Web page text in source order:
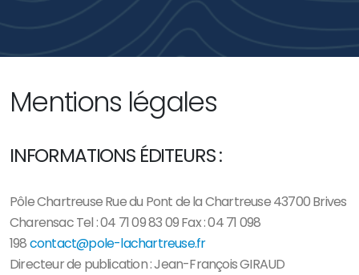
Mentions légales
INFORMATIONS ÉDITEURS :
Pôle Chartreuse Rue du Pont de la Chartreuse 43700 Brives
Charensac Tel : 04 71 09 83 09 Fax : 04 71 098
198contact@pole-lachartreuse.fr
Directeur de publication : Jean-François GIRAUD